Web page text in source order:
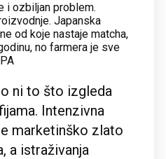
i ozbiljan problem.
Japanska
od koje nastaje matcha,
no farmera je sve
ni to što izgleda
Intenzivna
marketinško zlato
a istraživanja